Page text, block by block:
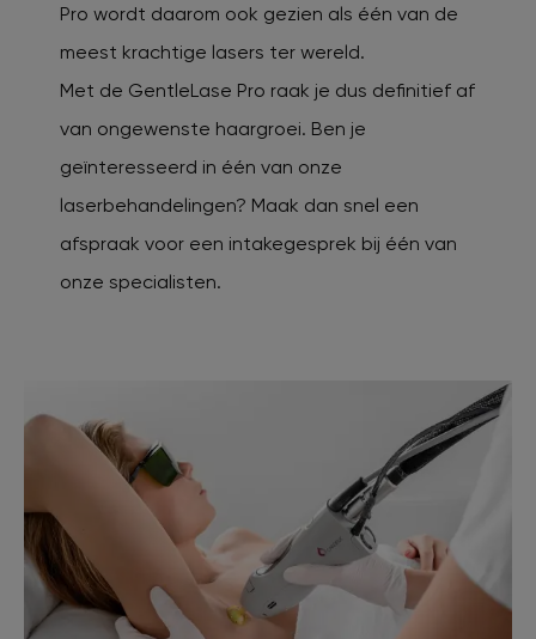
Pro wordt daarom ook gezien als één van de
meest krachtige lasers ter wereld.
Met de GentleLase Pro raak je dus definitief af
van ongewenste haargroei. Ben je
geïnteresseerd in één van onze
laserbehandelingen? Maak dan snel een
afspraak voor een intakegesprek bij één van
onze specialisten.